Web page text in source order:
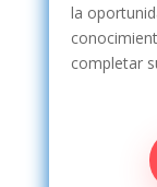
la
completar